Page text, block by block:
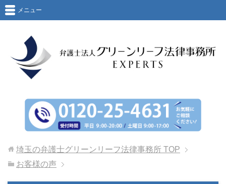
メニュー
埼玉の弁護士グリーンリーフ法律事務所 TOP
お客様の声